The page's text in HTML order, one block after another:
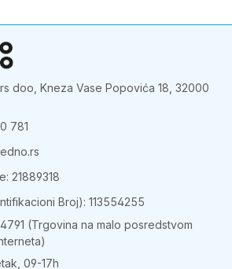
doo, Kneza Vase Popovića 18, 32000
781
21889318
Broj): 113554255
(Trgovina na malo posredstvom
09-17h